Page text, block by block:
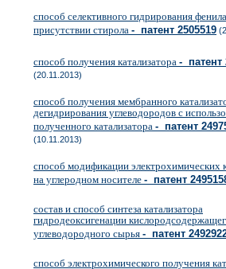
способ селективного гидрирования
присутствии стирола - патент 2505519
способ получения катализатора - патент
(20.11.2013)
способ получения мембранного
дегидрирования углеводородов с
полученного катализатора - патент
(10.11.2013)
способ модификации электрохимических
на углеродном носителе - патент
состав и способ синтеза катализатора
гидродеоксигенации
углеводородного сырья - патент
способ электрохимического получения